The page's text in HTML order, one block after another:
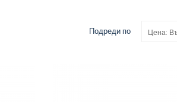
Подреди по Цена: